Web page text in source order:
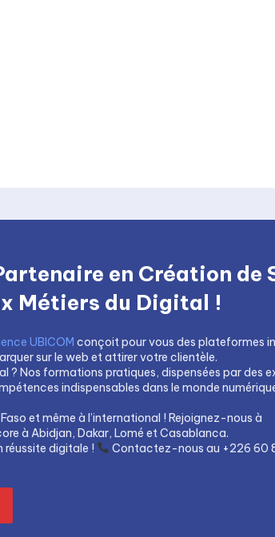
en Création de
Métiers du Digital !
UBICOM conçoit pour vous des plateformes
sur le web et attirer votre clientèle.
? Nos formations pratiques, dispensées par des
indispensables dans le monde
et même à l’international ! Rejoignez-nous à
à Abidjan, Dakar, Lomé et Casablanca.
réussite digitale !
Contactez-nous au +226 60